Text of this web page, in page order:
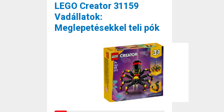
LEGO Creator 31159
Vadállatok:
Meglepetésekkel teli pók